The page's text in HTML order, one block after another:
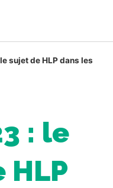
sujet de HLP dans les
: le
HLP